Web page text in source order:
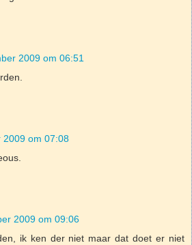
2009 om 06:51
2009 om 07:08
2009 om 09:06
ik ken der niet maar dat doet er niet